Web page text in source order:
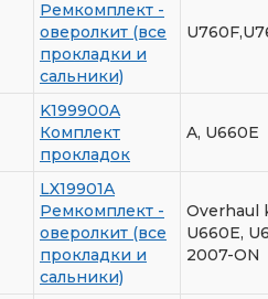
Ремкомплект -
оверолкит (все
прокладки и
сальники)
K199900A
Комплект
прокладок
A, U660E
LX19901A
Ремкомплект -
оверолкит (все
прокладки и
сальники)
Overhaul
U660E,
2007-ON